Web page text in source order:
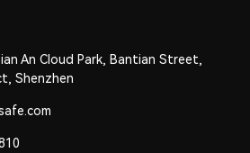
An Cloud Park, Bantian Street,
Shenzhen